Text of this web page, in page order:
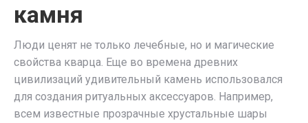
камня
Люди ценят не только лечебные, но и магические
свойства кварца. Еще во времена древних
цивилизаций удивительный камень использовался
для создания ритуальных аксессуаров. Например,
всем известные прозрачные хрустальные шары